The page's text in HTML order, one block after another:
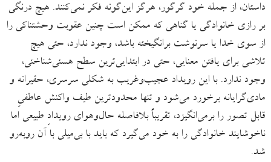
داستان، از جمله خود گرگور، هرگز این‌‌گونه فکر نمی‌کنند. هیچ درنگی
بر رازی خانوادگی یا گناهی که ممکن است چنین عقوبت وحشتناکی را
از سوی خدا یا سرنوشت برانگیخته باشد، وجود ندارد، حتی هیچ
تلاشی برای یافتن معنایی، حتی در ابتدایی‌ترین سطح هستی‌شناختی،
وجود ندارد. با این رویداد عجیب‌وغریب به شکلی سرسری، حقیرانه و
مادی‌گرایانه برخورد می‌شود و تنها محدودترین طیف واکنش عاطفیِ
قابل تصور را برمی‌انگیزد، تقریباً بلافاصله حال‌وهوای رویدادِ طبیعی اما
ناخوشایند خانوادگی را به خود می‌گیرد که باید با بی‌میلی با آن روبه‌رو
شد.